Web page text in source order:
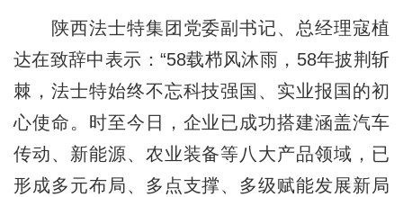
陕西法士特集团党委副书记、总经理寇植
达在致辞中表示：“58载栉风沐雨，58年披荆斩
棘，法士特始终不忘科技强国、实业报国的初
心使命。时至今日，企业已成功搭建涵盖汽车
传动、新能源、农业装备等八大产品领域，已
形成多元布局、多点支撑、多级赋能发展新局